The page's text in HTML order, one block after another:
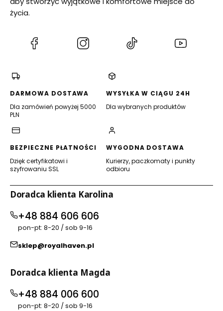
c
j
a
k
m
i
r
l
s
a
p
r
d
k
j
a
życia.
(Otwiera
nowej
(Otwiera
(Otwiera
DARMOWA DOSTAWA
Dla zamówień powyżej 5000
PLN
WYSYŁKA W CIĄGU 24H
Dla wybranych produktów
BEZPIECZNE PŁATNOŚCI
Dzięk certyfikatowi i
szyfrowaniu SSL
WYGODNA DOSTAWA
Kurierzy, paczkomaty i punkty
odbioru
Doradca klienta Karolina
+48 884 606 606
pon-pt: 8-20 / sob 9-16
sklep@royalhaven.pl
Doradca klienta Magda
+48 884 006 600
pon-pt: 8-20 / sob 9-16